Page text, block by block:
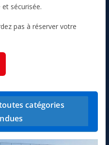
sécurisée.
pas à réserver votre
catégories